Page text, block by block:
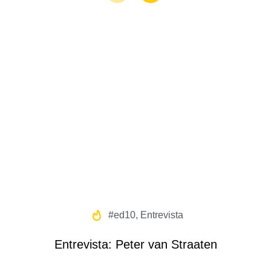
#ed10, Entrevista
Entrevista: Peter van Straaten